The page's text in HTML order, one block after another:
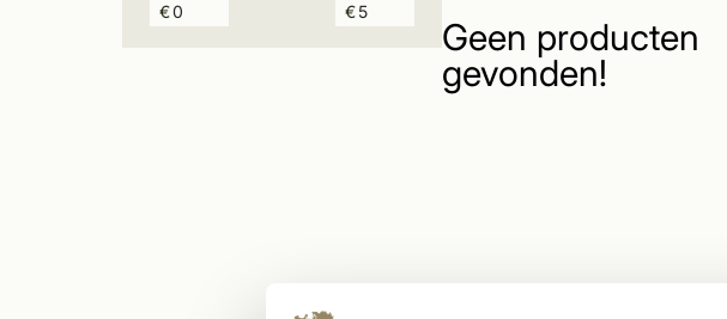
€ €
Geen producten
gevonden!